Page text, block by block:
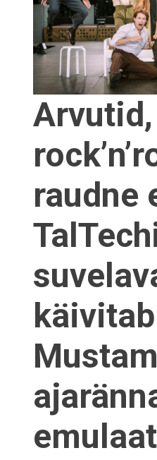
Arvutid,
raudne
käivitab